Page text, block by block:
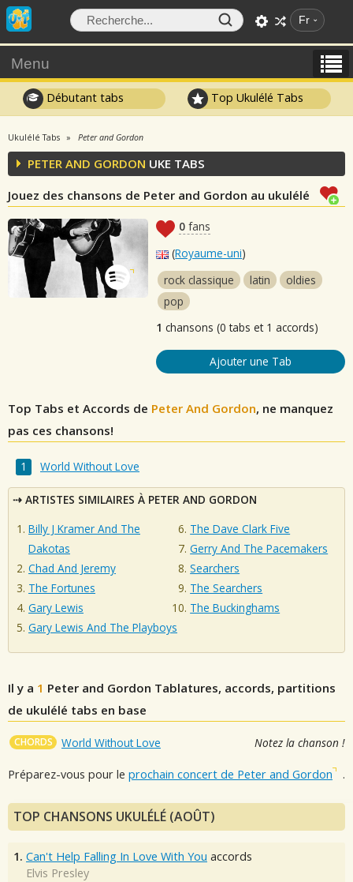
Fr
Menu
Débutant tabs Top Ukulélé Tabs
Ukulélé Tabs Peter and Gordon
PETER AND GORDON UKE TABS
Jouez des chansons de Peter and Gordon au ukulélé
0 fans
(Royaume-uni)
rock classique
latin
oldies
pop
1 chansons (0 tabs et 1 accords)
Ajouter une Tab
Top Tabs et Accords de Peter And Gordon, ne manquez
pas ces chansons!
World Without Love
ARTISTES SIMILAIRES À PETER AND GORDON
Billy J Kramer And The
Dakotas
Chad And Jeremy
The Fortunes
Gary Lewis
Gary Lewis And The Playboys
The Dave Clark Five
Gerry And The Pacemakers
Searchers
The Searchers
The Buckinghams
Il y a 1 Peter and Gordon Tablatures, accords, partitions
de ukulélé tabs en base
CHORDS World Without Love Notez la chanson !
Préparez-vous pour le prochain concert de Peter and Gordon .
TOP CHANSONS UKULÉLÉ (AOÛT)
1. Can't Help Falling In Love With You accords
Elvis Presley